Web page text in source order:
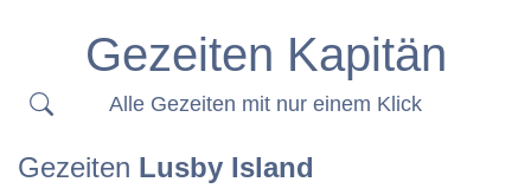
Gezeiten Kapitän
Alle Gezeiten mit nur einem Klick
Gezeiten Lusby Island